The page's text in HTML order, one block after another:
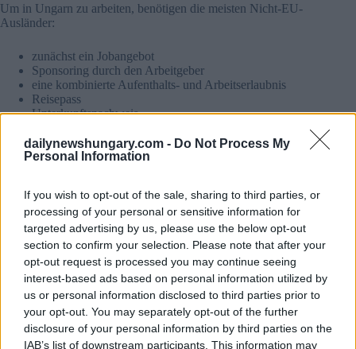
dailynewshungary.com - Do Not Process My
Personal Information
If you wish to opt-out of the sale, sharing to third parties, or
processing of your personal or sensitive information for
targeted advertising by us, please use the below opt-out
section to confirm your selection. Please note that after your
opt-out request is processed you may continue seeing
interest-based ads based on personal information utilized by
us or personal information disclosed to third parties prior to
your opt-out. You may separately opt-out of the further
disclosure of your personal information by third parties on the
IAB’s list of downstream participants. This information may
Um in Ungarn zu arbeiten, benötigen die meisten Nicht-EU-
Ausländer:
zunächst ein Jobangebot
Sponsoring durch den Arbeitgeber
eine kombinierte Aufenthalts- und Arbeitserlaubnis
Reisepass
Unterkunftsnachweis
In der Regel übernimmt der Arbeitgeber den größten Teil der
Welche Branchen stellen Nicht-EU-Arbeitnehmer ein
Die aktivsten Sektoren sind die folgenden:
Automobilindustrie
Batteriefabriken
Logistik-Drehkreuze
Lebensmittelverarbeitung
Reinigung und Gebäudedienstleistungen
Bauwesen